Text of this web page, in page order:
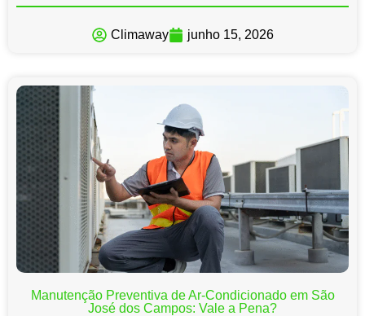
Climaway junho 15, 2026
Manutenção Preventiva de Ar-Condicionado em São
José dos Campos: Vale a Pena?